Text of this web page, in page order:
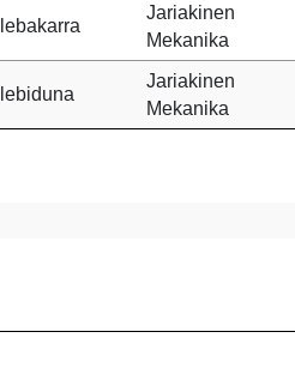
Jariakinen
Mekanika
Jariakinen
Mekanika